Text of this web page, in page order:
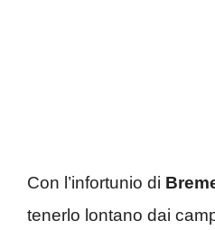
Con l’infortunio di
tenerlo lontano dai